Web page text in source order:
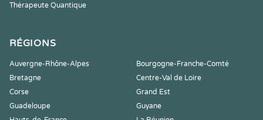
Thérapeute Quantique
RÉGIONS
Auvergne-Rhône-Alpes
Bourgogne-Franche-Comté
Bretagne
Centre-Val de Loire
Corse
Grand Est
Guadeloupe
Guyane